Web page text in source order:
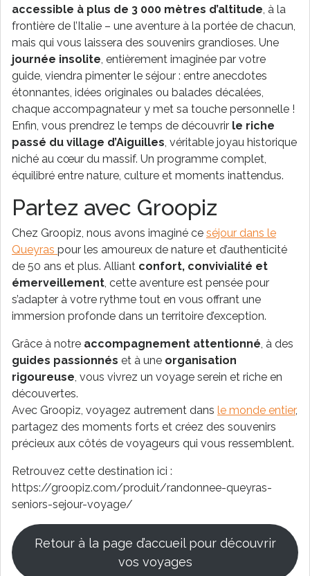
accessible à plus de 3 000 mètres d’altitude , à la
frontière de l’Italie – une aventure à la portée de chacun,
mais qui vous laissera des souvenirs grandioses. Une
journée insolite , entièrement imaginée par votre
guide, viendra pimenter le séjour : entre anecdotes
étonnantes, idées originales ou balades décalées,
chaque accompagnateur y met sa touche personnelle !
Enfin, vous prendrez le temps de découvrir le riche
passé du village d’Aiguilles , véritable joyau historique
niché au cœur du massif. Un programme complet,
équilibré entre nature, culture et moments inattendus.
Partez avec Groopiz
Chez Groopiz, nous avons imaginé ce séjour dans le
Queyras pour les amoureux de nature et d’authenticité
de 50 ans et plus. Alliant confort, convivialité et
émerveillement , cette aventure est pensée pour
s’adapter à votre rythme tout en vous offrant une
immersion profonde dans un territoire d’exception.
Grâce à notre accompagnement attentionné , à des
guides passionnés et à une organisation
rigoureuse , vous vivrez un voyage serein et riche en
découvertes.
Avec Groopiz, voyagez autrement dans le monde entier,
partagez des moments forts et créez des souvenirs
précieux aux côtés de voyageurs qui vous ressemblent.
Retrouvez cette destination ici :
https://groopiz.com/produit/randonnee-queyras-
seniors-sejour-voyage/
Retour à la page d’accueil pour découvrir
vos voyages